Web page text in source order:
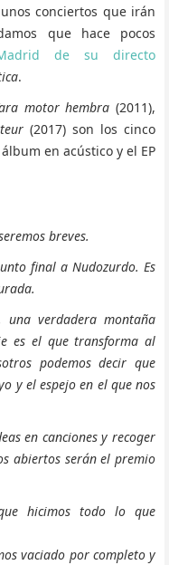
conciertos que irán
que hace pocos
de su directo
.
motor hembra (2011),
(2017) son los cinco
en acústico y el EP
breves.
final a Nudozurdo. Es
una verdadera montaña
es el que transforma al
podemos decir que
y el espejo en el que nos
en canciones y recoger
abiertos serán el premio
hicimos todo lo que
vaciado por completo y